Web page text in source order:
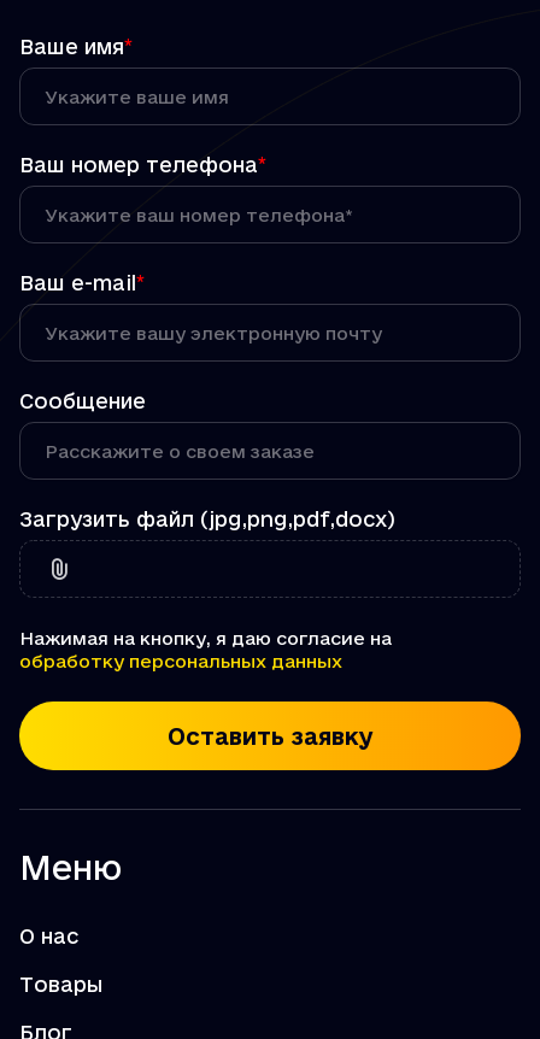
Меню
О нас
Товары
Блог
Ваше имя*
Ваш номер телефона*
Ваш e-mail *
Сообщение
Загрузить файл (jpg,png,pdf,docx)
Нажимая на кнопку, я даю согласие на
обработку персональных данных
Оставить заявку